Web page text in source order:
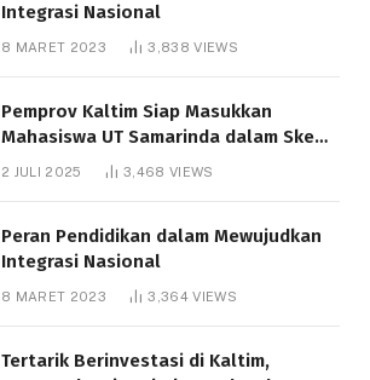
Integrasi Nasional
8 MARET 2023 3,838VIEWS
Pemprov Kaltim Siap Masukkan
Mahasiswa UT Samarinda dalam Skema
Bantuan Pendidikan Gratispol
2 JULI 2025 3,468 VIEWS
Peran Pendidikan dalam Mewujudkan
Integrasi Nasional
8 MARET 2023 3,364VIEWS
Tertarik Berinvestasi di Kaltim,